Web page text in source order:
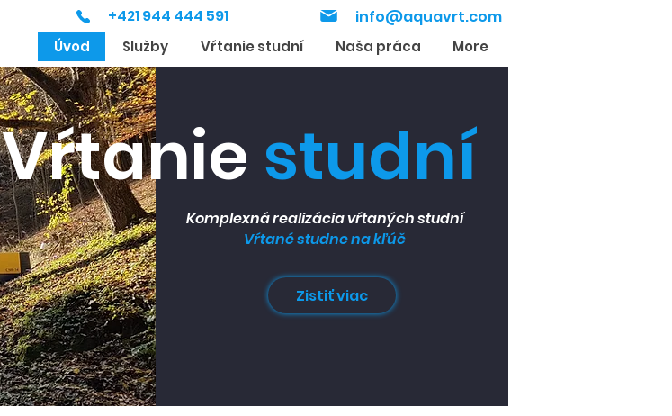
+421 944 444 591 info@aquavrt.com
Úvod Služby Vŕtanie studní Naša práca More
Vŕtanie studní
Komplexná realizácia vŕtaných studní
Vŕtané studne na kľúč
Zistiť viac